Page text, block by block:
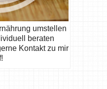
umstellen
beraten
Kontakt zu mir